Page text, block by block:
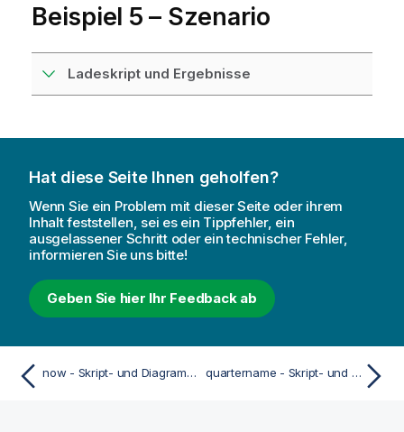
Beispiel 5 – Szenario
Ladeskript und Ergebnisse
Hat diese Seite Ihnen geholfen?
Wenn Sie ein Problem mit dieser Seite oder ihrem
Inhalt feststellen, sei es ein Tippfehler, ein
ausgelassener Schritt oder ein technischer Fehler,
informieren Sie uns bitte!
Geben Sie hier Ihr Feedback ab
now - Skript- und Diagrammfunktion quartername - Skript- und Diagrammfunktion